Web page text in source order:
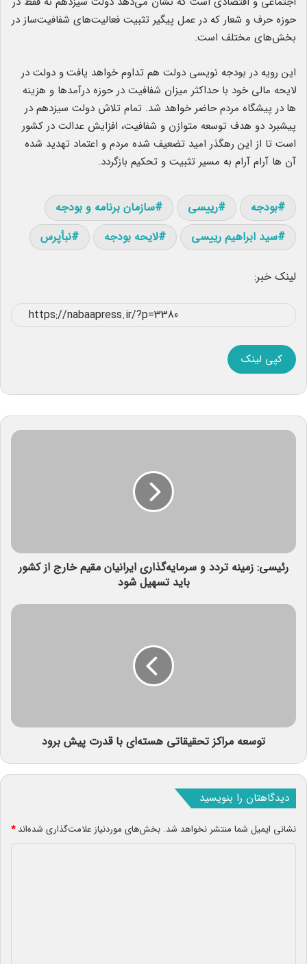
حوزه حرف و شعار که در عمل پیگیر تثبیت فعالیت‌های شفافیت‌ساز در
بخش‌های مختلف است.
این رویه در بودجه نویسی دولت هم تداوم خواهد یافتو دولت در
لایحه مالی خود با حداکثر میزان شفافیت در حوزه درآمدها و هزینه
ها در پیشگاه مردم حاضر خواهد شد. تمام تلاش دولت سیزدهم در
پیشبرد دو هدف توسعه متوازن و شفافیت، افزایش عدالت در کشور
است تا از این رهگذر امید تضعیف شده مردم و اعتماد تهدید شده
آن ها آرام آرام به مسیر تثبیت و تحکیم بازگردد.
بودجه رییسی
سازمان برنامه و بودجه
سید ابراهیم رییسی
لایحه بودجه نبأپرس
لینک خبر:
کپی لینک
رئیسی: زمینه تردد و سرمایه‌گذاری ایرانیان مقیم خارج از کشور
باید تسهیل شود
توسعه مراکز تحقیقاتی هسته‌ای با قدرت پیش برود
دیدگاهتان را بنویسید
نشانی ایمیل شما منتشر نخواهد شد. بخش‌های موردنیاز علامت‌گذاری شده‌اند*